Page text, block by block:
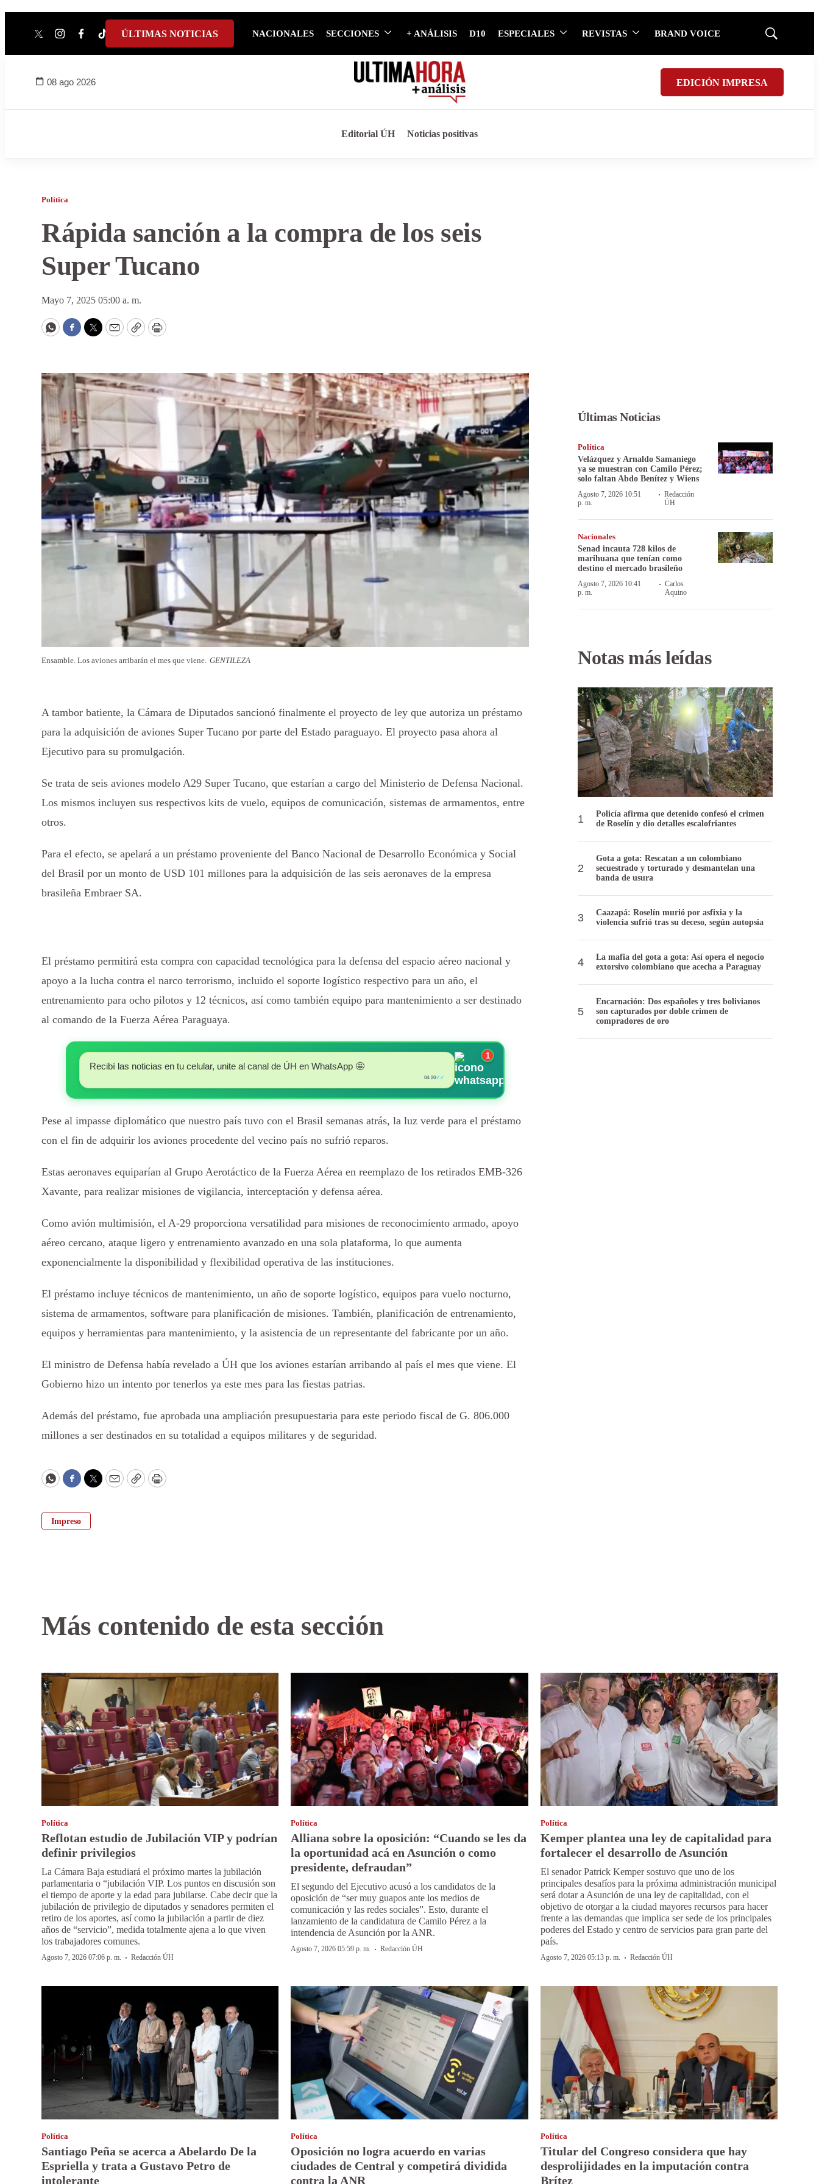
twitterinstagram
facebook
tiktokyoutube
spotify
ÚLTIMAS NOTICIAS NACIONALES SECCIONES + ANÁLISIS D10 ESPECIALES REVISTAS BRAND VOICE
Mostrar
08 ago 2026 EDICIÓN IMPRESA
Editorial ÚH Noticias positivas
Política
Rápida sanción a la compra de los seis
Super Tucano
Mayo 7, 2025 05:00 a. m.
WhatsApp
Facebook
TwitterEmailCopyPrint
Ensamble. Los aviones arribarán el mes que viene. GENTILEZA
A tambor batiente, la Cámara de Diputados sancionó finalmente el proyecto de ley que autoriza un préstamo
para la adquisición de aviones Super Tucano por parte del Estado paraguayo. El proyecto pasa ahora al
Ejecutivo para su promulgación.
Se trata de seis aviones modelo A29 Super Tucano, que estarían a cargo del Ministerio de Defensa Nacional.
Los mismos incluyen sus respectivos kits de vuelo, equipos de comunicación, sistemas de armamentos, entre
otros.
Para el efecto, se apelará a un préstamo proveniente del Banco Nacional de Desarrollo Económica y Social
del Brasil por un monto de USD 101 millones para la adquisición de las seis aeronaves de la empresa
brasileña Embraer SA.
El préstamo permitirá esta compra con capacidad tecnológica para la defensa del espacio aéreo nacional y
apoyo a la lucha contra el narco terrorismo, incluido el soporte logístico respectivo para un año, el
entrenamiento para ocho pilotos y 12 técnicos, así como también equipo para mantenimiento a ser destinado
al comando de la Fuerza Aérea Paraguaya.
Recibí las noticias en tu celular, unite al canal de ÚH en WhatsApp 🤩
04:20✓✓
1
Pese al impasse diplomático que nuestro país tuvo con el Brasil semanas atrás, la luz verde para el préstamo
con el fin de adquirir los aviones procedente del vecino país no sufrió reparos.
Estas aeronaves equiparían al Grupo Aerotáctico de la Fuerza Aérea en reemplazo de los retirados EMB-326
Xavante, para realizar misiones de vigilancia, interceptación y defensa aérea.
Como avión multimisión, el A-29 proporciona versatilidad para misiones de reconocimiento armado, apoyo
aéreo cercano, ataque ligero y entrenamiento avanzado en una sola plataforma, lo que aumenta
exponencialmente la disponibilidad y flexibilidad operativa de las instituciones.
El préstamo incluye técnicos de mantenimiento, un año de soporte logístico, equipos para vuelo nocturno,
sistema de armamentos, software para planificación de misiones. También, planificación de entrenamiento,
equipos y herramientas para mantenimiento, y la asistencia de un representante del fabricante por un año.
El ministro de Defensa había revelado a ÚH que los aviones estarían arribando al país el mes que viene. El
Gobierno hizo un intento por tenerlos ya este mes para las fiestas patrias.
Además del préstamo, fue aprobada una ampliación presupuestaria para este periodo fiscal de G. 806.000
millones a ser destinados en su totalidad a equipos militares y de seguridad.
WhatsApp
Facebook
TwitterEmailCopyPrint
Impreso
Últimas Noticias
Política
Velázquez y Arnaldo Samaniego
ya se muestran con Camilo Pérez;
solo faltan Abdo Benítez y Wiens
Agosto 7, 2026 10:51
p. m.
·Redacción
ÚH
Nacionales
Senad incauta 728 kilos de
marihuana que tenían como
destino el mercado brasileño
Agosto 7, 2026 10:41
p. m.
·Carlos
Aquino
Notas más leídas
Policía afirma que detenido confesó el crimen
de Roselín y dio detalles escalofriantes
Gota a gota: Rescatan a un colombiano
secuestrado y torturado y desmantelan una
banda de usura
Caazapá: Roselín murió por asfixia y la
violencia sufrió tras su deceso, según autopsia
La mafia del gota a gota: Así opera el negocio
extorsivo colombiano que acecha a Paraguay
Encarnación: Dos españoles y tres bolivianos
son capturados por doble crimen de
compradores de oro
Más contenido de esta sección
Política
Reflotan estudio de Jubilación VIP y podrían
definir privilegios
La Cámara Baja estudiará el próximo martes la jubilación
parlamentaria o “jubilación VIP. Los puntos en discusión son
el tiempo de aporte y la edad para jubilarse. Cabe decir que la
jubilación de privilegio de diputados y senadores permiten el
retiro de los aportes, así como la jubilación a partir de diez
años de “servicio”, medida totalmente ajena a lo que viven
los trabajadores comunes.
Agosto 7, 2026 07:06 p. m. · Redacción ÚH
Política
Alliana sobre la oposición: “Cuando se les da
la oportunidad acá en Asunción o como
presidente, defraudan”
El segundo del Ejecutivo acusó a los candidatos de la
oposición de “ser muy guapos ante los medios de
comunicación y las redes sociales”. Esto, durante el
lanzamiento de la candidatura de Camilo Pérez a la
intendencia de Asunción por la ANR.
Agosto 7, 2026 05:59 p. m. ·Redacción ÚH
Política
Kemper plantea una ley de capitalidad para
fortalecer el desarrollo de Asunción
El senador Patrick Kemper sostuvo que uno de los
principales desafíos para la próxima administración municipal
será dotar a Asunción de una ley de capitalidad, con el
objetivo de otorgar a la ciudad mayores recursos para hacer
frente a las demandas que implica ser sede de los principales
poderes del Estado y centro de servicios para gran parte del
país.
Agosto 7, 2026 05:13 p. m. · Redacción ÚH
Política
Santiago Peña se acerca a Abelardo De la
Espriella y trata a Gustavo Petro de
intolerante
Política
Oposición no logra acuerdo en varias
ciudades de Central y competirá dividida
contra la ANR
Política
Titular del Congreso considera que hay
desprolijidades en la imputación contra
Brítez